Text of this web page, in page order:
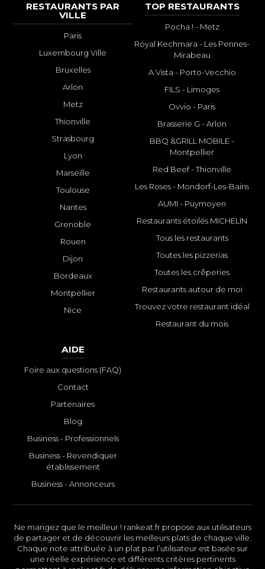
RESTAURANTS PAR
VILLE
Paris
Luxembourg Ville
Bruxelles
Arlon
Metz
Thionville
Strasbourg
Lyon
Marseille
Toulouse
Nantes
Grenoble
Rouen
Dijon
Bordeaux
Montpellier
Nice
TOP RESTAURANTS
Pocha ! - Metz
Royal Kechmara - Les Pennes-
Mirabeau
A Vista - Porto-Vecchio
FILS - Limoges
Ovvio - Paris
Brasserie G - Arlon
BBQ &GRILL MOBILE -
Montpellier
Red Beef - Thionville
Les Roses - Mondorf-Les-Bains
AUMI - Puymoyen
Restaurants étoilés MICHELIN
Tous les restaurants
Toutes les pizzerias
Toutes les crêperies
Restaurants autour de moi
Trouvez votre restaurant idéal
Restaurant du mois
AIDE
Foire aux questions (FAQ)
Contact
Partenaires
Blog
Business - Professionnels
Business - Revendiquer
établissement
Business - Annonceurs
Ne mangez que le meilleur ! rankeat.fr propose aux utilisateurs
de partager et de découvrir les meilleurs plats de chaque ville.
Chaque note attribuée à un plat par l’utilisateur est basée sur
une réelle expérience et différents critères pertinents